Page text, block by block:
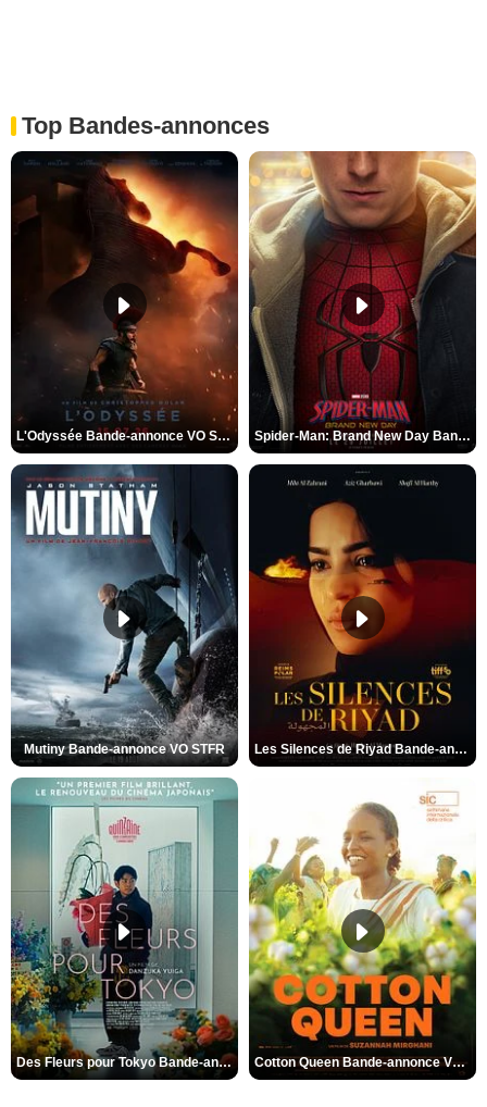
Top Bandes-annonces
L'Odyssée Bande-annonce VO STFR Spider-Man: Brand New Day Bande-annonce VO STFR
Mutiny Bande-annonce VO STFR Les Silences de Riyad Bande-annonce VO STFR
Des Fleurs pour Tokyo Bande-annonce VO STFR Cotton Queen Bande-annonce VO STFR